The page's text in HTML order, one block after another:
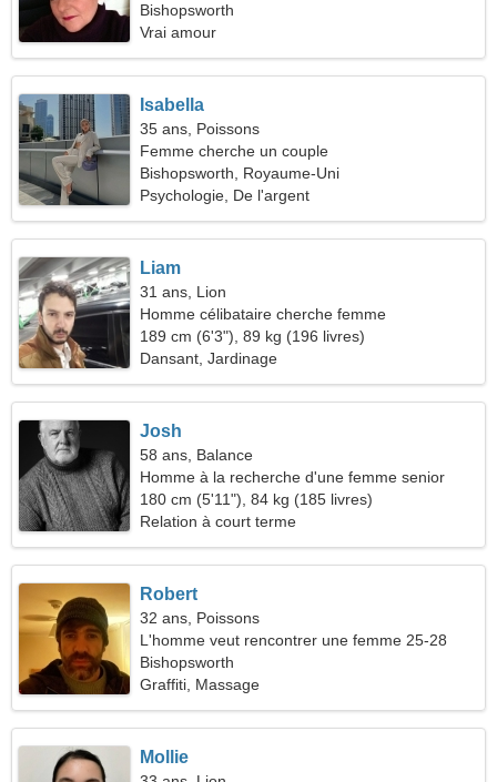
Bishopsworth
Vrai amour
Isabella
35 ans, Poissons
Femme cherche un couple
Bishopsworth, Royaume-Uni
Psychologie, De l'argent
Liam
31 ans, Lion
Homme célibataire cherche femme
189 cm (6'3"), 89 kg (196 livres)
Dansant, Jardinage
Josh
58 ans, Balance
Homme à la recherche d'une femme senior
180 cm (5'11"), 84 kg (185 livres)
Relation à court terme
Robert
32 ans, Poissons
L'homme veut rencontrer une femme 25-28
Bishopsworth
Graffiti, Massage
Mollie